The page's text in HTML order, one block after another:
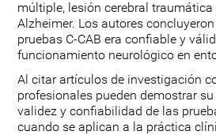
múltiple, lesión cerebral traumática
Alzheimer. Los autores
pruebas C-CAB era confiable y
funcionamiento neurológico en
Al citar artículos de investigación
profesionales pueden demostrar
validez y confiabilidad de las
cuando se aplican a la práctica